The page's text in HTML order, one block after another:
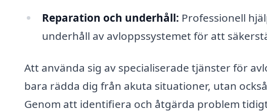
Reparation och underhåll: Professionell
underhåll av avloppssystemet för att
Att använda sig av specialiserade tjänster för
bara rädda dig från akuta situationer, utan
Genom att identifiera och åtgärda problem